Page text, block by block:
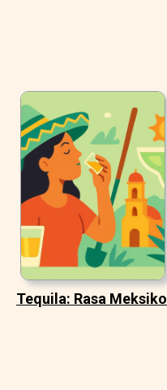
Tequila: Rasa Meksiko